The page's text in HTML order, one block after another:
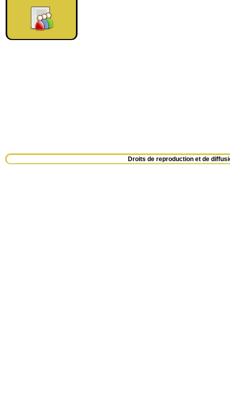
Droits de reproduction et de